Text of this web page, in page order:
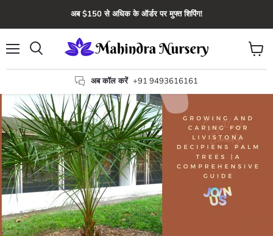
अब $150 से अधिक के ऑर्डर पर मुफ्त शिपिंग!
अब कॉल करें +91 9493616161
कार्ट
देंखे